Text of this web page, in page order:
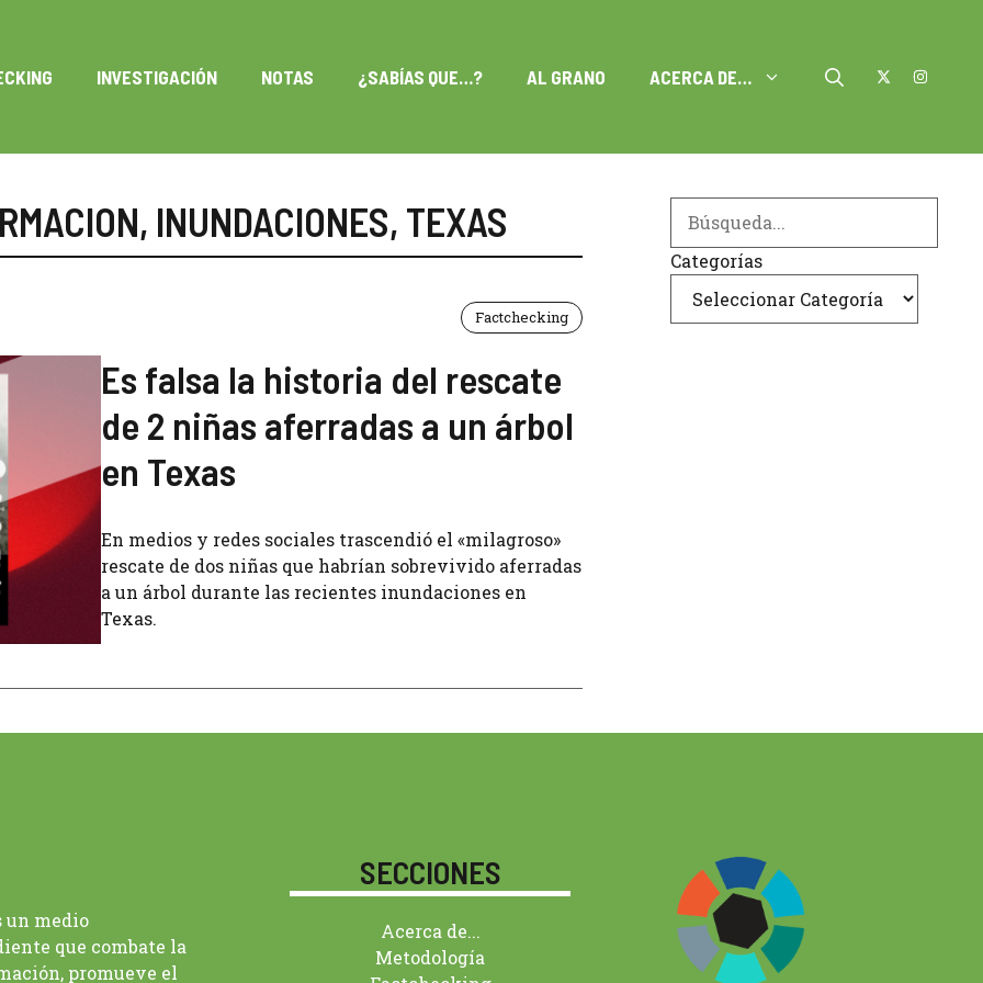
INVESTIGACIÓN NOTAS ¿SABÍAS QUE…? AL GRANO ACERCA DE…
, INUNDACIONES, TEXAS
Factchecking
Es falsa la historia del rescate
de 2 niñas aferradas a un árbol
en Texas
En medios y redes sociales trascendió el «milagroso»
rescate de dos niñas que habrían sobrevivido aferradas
a un árbol durante las recientes inundaciones en
Texas.
Categorías
un medio
que combate la
promueve el
SECCIONES
Acerca de...
Metodología